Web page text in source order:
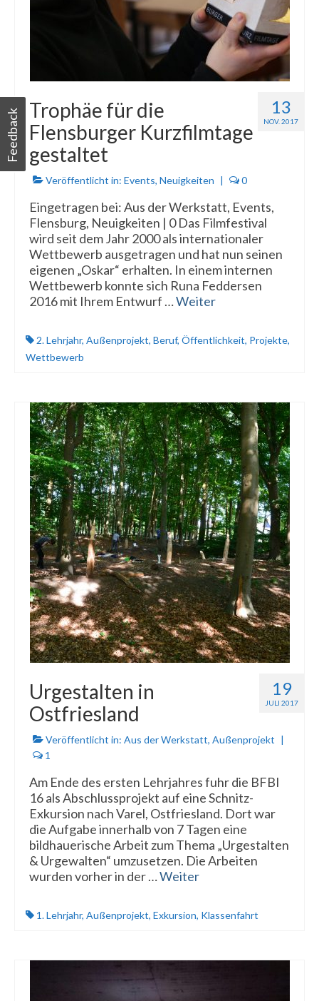
13
NOV. 2017
Trophäe für die
Flensburger Kurzfilmtage
gestaltet
Veröffentlicht in: Events, Neuigkeiten | 0
Eingetragen bei: Aus der Werkstatt, Events,
Flensburg, Neuigkeiten | 0 Das Filmfestival
wird seit dem Jahr 2000 als internationaler
Wettbewerb ausgetragen und hat nun seinen
eigenen „Oskar“ erhalten. In einem internen
Wettbewerb konnte sich Runa Feddersen
2016 mit Ihrem Entwurf …Weiter
2. Lehrjahr, Außenprojekt, Beruf, Öffentlichkeit, Projekte,
Wettbewerb
19
JULI 2017
Urgestalten in
Ostfriesland
Veröffentlicht in: Aus der Werkstatt, Außenprojekt |
1
Am Ende des ersten Lehrjahres fuhr die BFBI
16 als Abschlussprojekt auf eine Schnitz-
Exkursion nach Varel, Ostfriesland. Dort war
die Aufgabe innerhalb von 7 Tagen eine
bildhauerische Arbeit zum Thema „Urgestalten
& Urgewalten“ umzusetzen. Die Arbeiten
wurden vorher in der …Weiter
1. Lehrjahr, Außenprojekt, Exkursion, Klassenfahrt
Feedback